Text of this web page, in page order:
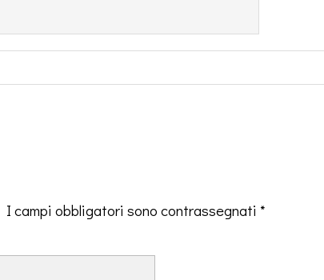
I campi obbligatori sono contrassegnati *